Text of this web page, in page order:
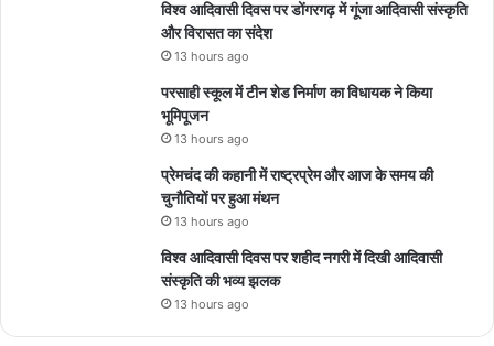
विश्व आदिवासी दिवस पर डोंगरगढ़ में गूंजा आदिवासी संस्कृति
और विरासत का संदेश
13 hours ago
परसाही स्कूल में टीन शेड निर्माण का विधायक ने किया
भूमिपूजन
13 hours ago
प्रेमचंद की कहानी में राष्ट्रप्रेम और आज के समय की
चुनौतियों पर हुआ मंथन
13 hours ago
विश्व आदिवासी दिवस पर शहीद नगरी में दिखी आदिवासी
संस्कृति की भव्य झलक
13 hours ago